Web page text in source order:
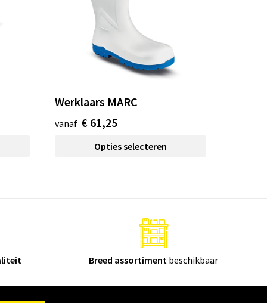
Werklaars MARC
vanaf € 61,25
Opties selecteren
Breed assortiment beschikbaar